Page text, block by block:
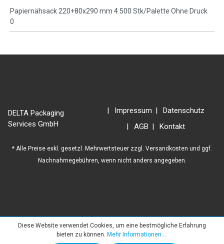
Papiernähsack 220+80x290 mm 4.500 Stk/Palette Ohne Druck
0
DELTA Packaging
Services GmbH
Impressum
Datenschutz
AGB
Kontakt
* Alle Preise exkl. gesetzl. Mehrwertsteuer zzgl. Versandkosten und ggf.
Nachnahmegebühren, wenn nicht anders angegeben.
Diese Website verwendet Cookies, um eine bestmögliche Erfahrung
bieten zu können. Mehr Informationen ...